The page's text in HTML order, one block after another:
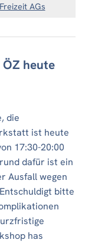
Freizeit AGs
heute
die
ist heute
17:30-20:00
dafür ist ein
Ausfall wegen
bitte
has